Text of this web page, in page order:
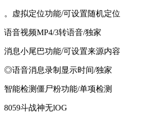
。虚拟定位功能/可设置随机定位
语音视频MP4/3转语音/独家
消息小尾巴功能/可设置来源内容
◎语音消息录制显示时间/独家
智能检测僵尸粉功能/单项检测
8059斗战神无lOG